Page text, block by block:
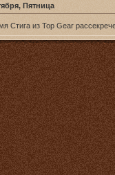
Пятница
Стига из Top Gear